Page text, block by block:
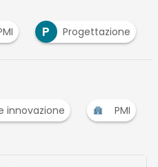
P Progettazione
innovazione PMI